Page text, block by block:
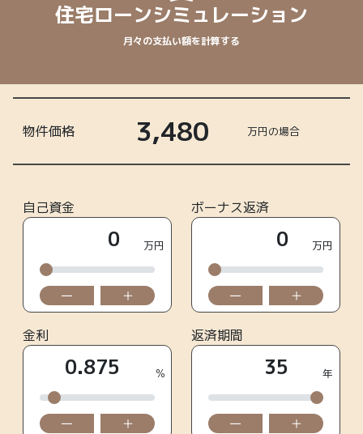
住宅ローンシミュレーション
月々の支払い額を計算する
物件価格 3,480 万円の場合
自己資金
0 万円
ー ＋
ボーナス返済
0 万円
ー ＋
金利
0.875 %
ー ＋
返済期間
35 年
ー ＋